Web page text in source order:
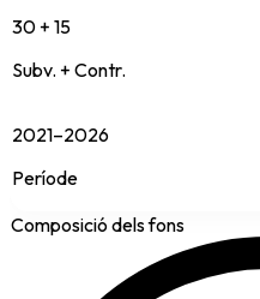
30 + 15
Subv. + Contr.
2021–2026
Període
Composició dels fons